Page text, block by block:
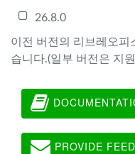
26.8.0
이전 버전의 리브레오피
습니다.(일부 버전은 지
PROVIDE